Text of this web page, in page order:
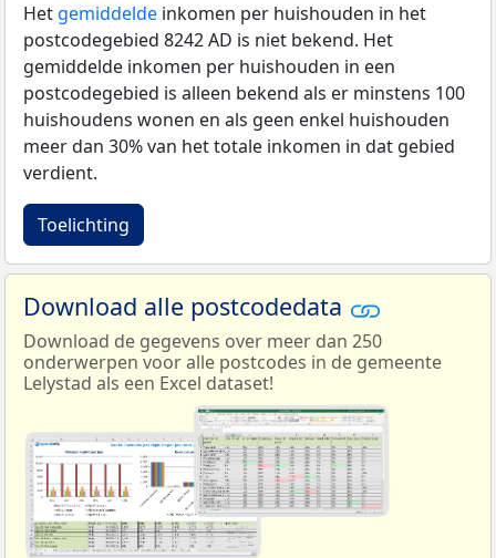
Het gemiddelde inkomen per huishouden in het
postcodegebied 8242 AD is niet bekend. Het
gemiddelde inkomen per huishouden in een
postcodegebied is alleen bekend als er minstens 100
huishoudens wonen en als geen enkel huishouden
meer dan 30% van het totale inkomen in dat gebied
verdient.
Toelichting
Download alle postcodedata
Download de gegevens over meer dan 250
onderwerpen voor alle postcodes in de gemeente
Lelystad als een Excel dataset!